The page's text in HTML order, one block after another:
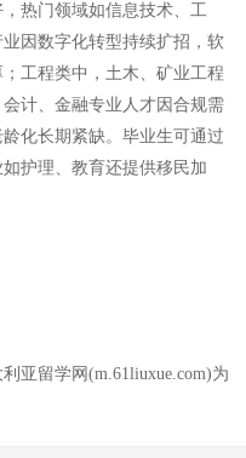
热门领域如信息技术、工
因数字化转型持续扩招，软
工程类中，土木、矿业工程
计、金融专业人才因合规需
化长期紧缺。毕业生可通过
护理、教育还提供移民加
亚留学网(m.61liuxue.com)为